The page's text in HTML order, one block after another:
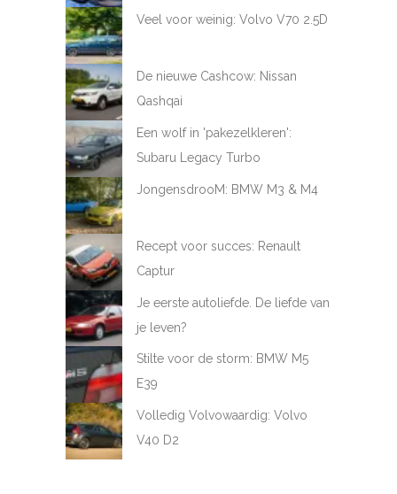
Veel voor weinig: Volvo V70 2.5D
De nieuwe Cashcow: Nissan
Qashqai
Een wolf in 'pakezelkleren':
Subaru Legacy Turbo
JongensdrooM: BMW M3 & M4
Recept voor succes: Renault
Captur
Je eerste autoliefde. De liefde van
je leven?
Stilte voor de storm: BMW M5
E39
Volledig Volvowaardig: Volvo
V40 D2